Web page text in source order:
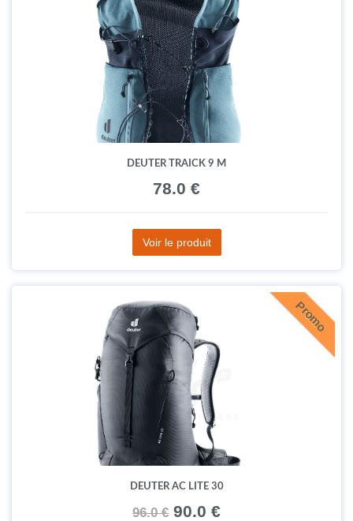
DEUTER TRAICK 9 M
78.0 €
Voir le produit
Promo
DEUTER AC LITE 30
96.0 € 90.0 €